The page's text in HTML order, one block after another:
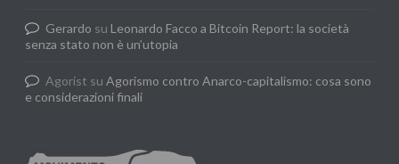
Gerardo su Leonardo Facco a Bitcoin Report: la società
senza stato non è un’utopia
Agorist suAgorismo contro Anarco-capitalismo: cosa sono
e considerazioni finali